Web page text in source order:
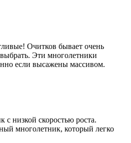
Очитков бывает очень
выбрать. Эти многолетники
если высажены массивом.
низкой скоростью роста.
многолетник, который легко